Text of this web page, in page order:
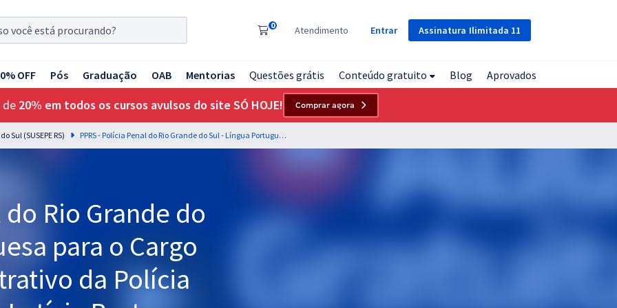
Assinatura Ilimitada 11
0 Atendimento Entrar
OFF Pós Graduação OAB Mentorias Questões grátis Conteúdo gratuito Blog Aprovados
de 20% em todos os cursos avulsos do site SÓ HOJE! Comprar agora
Sul (SUSEPE RS) PPRS - Polícia Penal do Rio Grande do Sul - Língua Portuguesa para o Cargo 25: Técnico Administrativo da Polícia Penal - Professores: Letícia Bastos e Lucas Lemos (Pós-Edital)
do Rio Grande do
para o Cargo
da Polícia